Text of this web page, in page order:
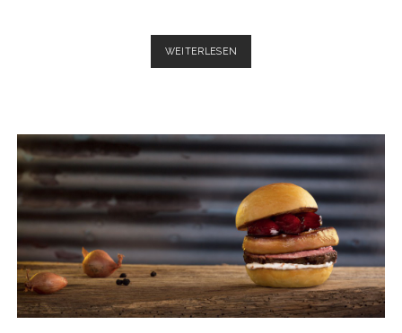
WEITERLESEN
PORK
SELBSTGEMACHTEM
PULLED
PORK